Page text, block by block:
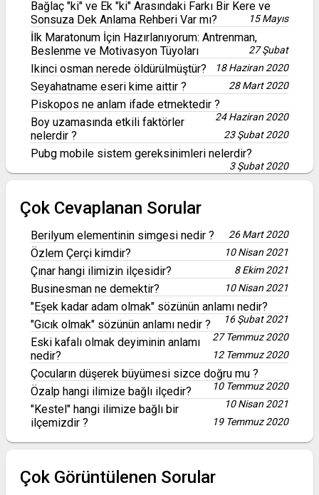
Bağlaç "ki" ve Ek "ki" Arasındaki Farkı Bir Kere ve
Sonsuza Dek Anlama Rehberi Var mı?
15 Mayıs
İlk Maratonum İçin Hazırlanıyorum: Antrenman,
Beslenme ve Motivasyon Tüyoları
27 Şubat
Ikinci osman nerede öldürülmüştür? 18 Haziran 2020
Seyahatname eseri kime aittir ? 28 Mart 2020
Piskopos ne anlam ifade etmektedir ?
24 Haziran 2020
Boy uzamasında etkili faktörler
nelerdir ?
23 Şubat 2020
Pubg mobile sistem gereksinimleri nelerdir?
3 Şubat 2020
Çok Cevaplanan Sorular
Berilyum elementinin simgesi nedir ? 26 Mart 2020
Özlem Çerçi kimdir? 10 Nisan 2021
Çınar hangi ilimizin ilçesidir? 8 Ekim 2021
Businesman ne demektir? 10 Nisan 2021
"Eşek kadar adam olmak" sözünün anlamı nedir?
16 Şubat 2021
"Gıcık olmak" sözünün anlamı nedir ?
27 Temmuz 2020
Eski kafalı olmak deyiminin anlamı
nedir?
12 Temmuz 2020
Çocuların düşerek büyümesi sizce doğru mu ?
10 Temmuz 2020
Özalp hangi ilimize bağlı ilçedir?
10 Nisan 2021
"Kestel" hangi ilimize bağlı bir
ilçemizdir ?
19 Temmuz 2020
Çok Görüntülenen Sorular